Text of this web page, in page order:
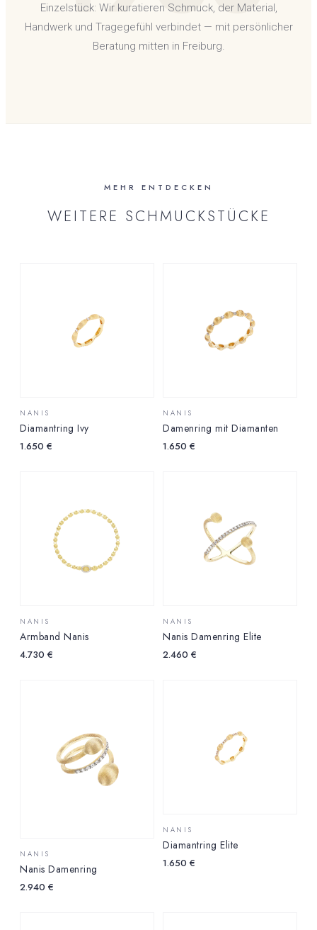
Einzelstück: Wir kuratieren Schmuck, der Material,
Handwerk und Tragegefühl verbindet — mit persönlicher
Beratung mitten in Freiburg.
MEHR ENTDECKEN
WEITERE SCHMUCKSTÜCKE
NANIS
Diamantring Ivy
1.650 €
NANIS
Damenring mit Diamanten
1.650 €
NANIS
Armband Nanis
4.730 €
NANIS
Nanis Damenring Elite
2.460 €
NANIS
Nanis Damenring
2.940 €
NANIS
Diamantring Elite
1.650 €